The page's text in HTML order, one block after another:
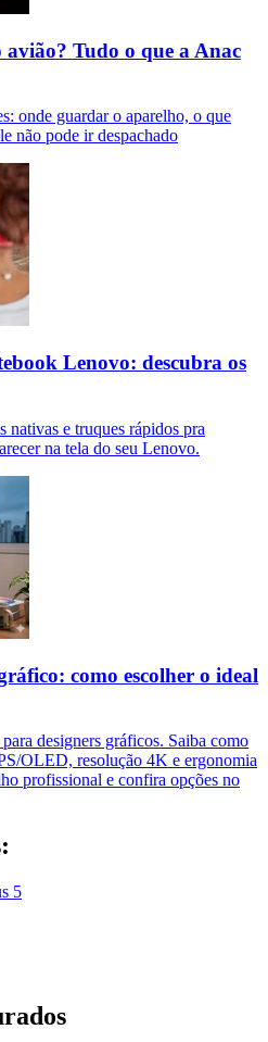
Tudo o que a Anac
onde guardar o aparelho, o que
não pode ir despachado
Lenovo: descubra os
nativas e truques rápidos pra
na tela do seu Lenovo.
como escolher o ideal
designers gráficos. Saiba como
OLED, resolução 4K e ergonomia
profissional e confira opções no
5